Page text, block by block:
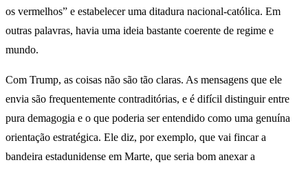
os vermelhos” e estabelecer uma ditadura nacional-católica. Em
outras palavras, havia uma ideia bastante coerente de regime e
mundo.
Com Trump, as coisas não são tão claras. As mensagens que ele
envia são frequentemente contraditórias, e é difícil distinguir entre
pura demagogia e o que poderia ser entendido como uma genuína
orientação estratégica. Ele diz, por exemplo, que vai fincar a
bandeira estadunidense em Marte, que seria bom anexar a